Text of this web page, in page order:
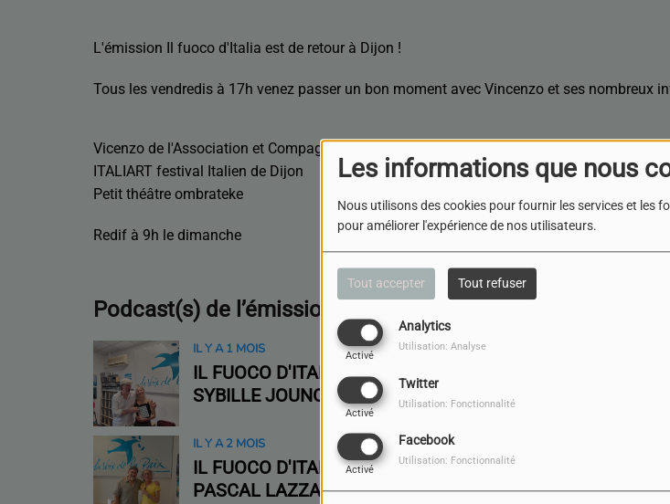
Les informations que nous
Nous utilisons des cookies pour fournir les services et les
pour améliorer l'expérience de nos utilisateurs.
Tout accepter Tout refuser
Analytics
Activé
Utilisation: Analyse
Twitter
Activé
Utilisation: Fonctionnalité
Facebook
Activé
Utilisation: Fonctionnalité
L'émission Il fuoco d'Italia est de retour à Dijon !
Tous les vendredis à 17h venez passer un bon moment avec Vincenzo et ses nombreux
Vicenzo de l'Association et Compagnie Ombradipeter
ITALIART festival Italien de Dijon
Petit théâtre ombrateke
Redif à 9h le dimanche
Podcast(s) de l’émission
IL Y A 1 MOIS
IL FUOCO D'ITALIA-
SYBILLE JOUNOT
IL Y A 2 MOIS
IL FUOCO D'ITALIA -
PASCAL LAZZAROTTI
FESTIVAL